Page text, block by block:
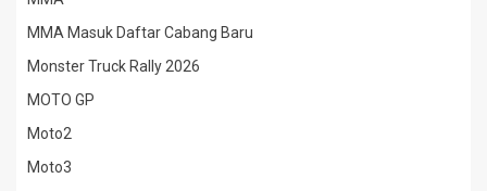
MMA Masuk Daftar Cabang Baru
Monster Truck Rally 2026
MOTO GP
Moto2
Moto3